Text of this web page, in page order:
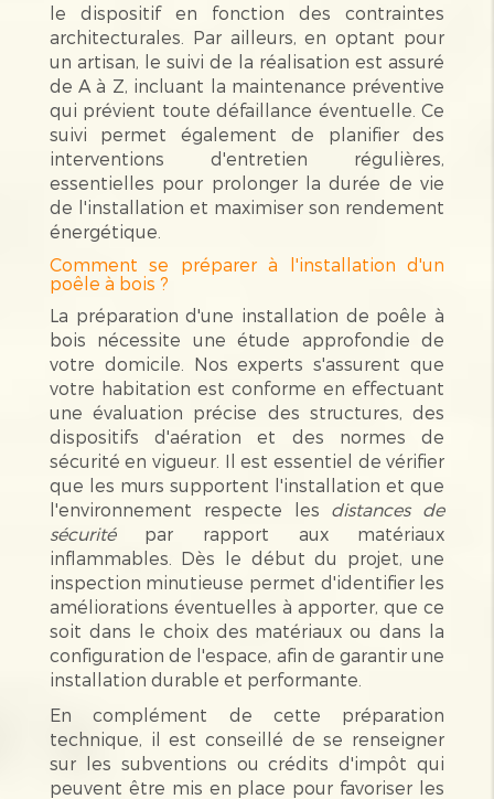
le dispositif en fonction des contraintes
architecturales. Par ailleurs, en optant pour
un artisan, le suivi de la réalisation est assuré
de A à Z, incluant la maintenance préventive
qui prévient toute défaillance éventuelle. Ce
suivi permet également de planifier des
interventions d'entretien régulières,
essentielles pour prolonger la durée de vie
de l'installation et maximiser son rendement
énergétique.
Comment se préparer à l'installation d'un
poêle à bois ?
La préparation d'une installation de poêle à
bois nécessite une étude approfondie de
votre domicile. Nos experts s'assurent que
votre habitation est conforme en effectuant
une évaluation précise des structures, des
dispositifs d'aération et des normes de
sécurité en vigueur. Il est essentiel de vérifier
que les murs supportent l'installation et que
l'environnement respecte les distances de
sécuritépar rapport aux matériaux
inflammables. Dès le début du projet, une
inspection minutieuse permet d'identifier les
améliorations éventuelles à apporter, que ce
soit dans le choix des matériaux ou dans la
configuration de l'espace, afin de garantir une
installation durable et performante.
En complément de cette préparation
technique, il est conseillé de se renseigner
sur les subventions ou crédits d'impôt qui
peuvent être mis en place pour favoriser les